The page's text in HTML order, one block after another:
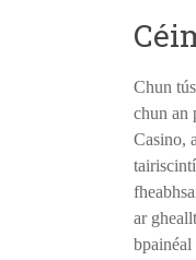
Chun
chun an
Casino,
ar
bpainéal